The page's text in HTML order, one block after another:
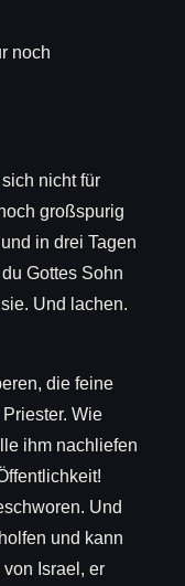
noch
nicht für
großspurig
in drei Tagen
Gottes Sohn
Und lachen.
die feine
Wie
ihm nachliefen
Und
und kann
Israel, er